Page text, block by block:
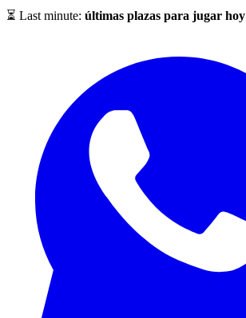
⏳ Last minute: últimas plazas para jugar hoy